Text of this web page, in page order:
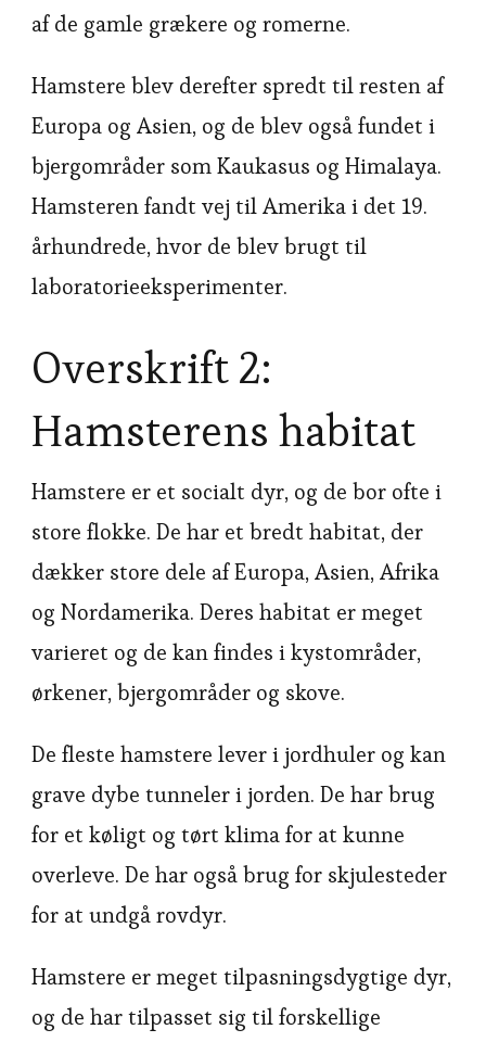
af de gamle grækere og romerne.
Hamstere blev derefter spredt til resten af
Europa og Asien, og de blev også fundet i
bjergområder som Kaukasus og Himalaya.
Hamsteren fandt vej til Amerika i det 19.
århundrede, hvor de blev brugt til
laboratorieeksperimenter.
Overskrift 2:
Hamsterens habitat
Hamstere er et socialt dyr, og de bor ofte i
store flokke. De har et bredt habitat, der
dækker store dele af Europa, Asien, Afrika
og Nordamerika. Deres habitat er meget
varieret og de kan findes i kystområder,
ørkener, bjergområder og skove.
De fleste hamstere lever i jordhuler og kan
grave dybe tunneler i jorden. De har brug
for et køligt og tørt klima for at kunne
overleve. De har også brug for skjulesteder
for at undgå rovdyr.
Hamstere er meget tilpasningsdygtige dyr,
og de har tilpasset sig til forskellige